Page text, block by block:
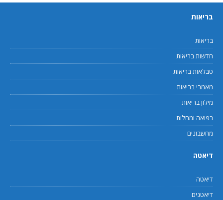
בריאות
בריאות
חדשות בריאות
טבלאות בריאות
מאמרי בריאות
מילון בריאות
רפואה ומחלות
מחשבונים
דיאטה
דיאטה
דיאטנים